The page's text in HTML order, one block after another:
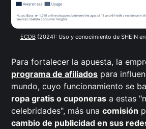
ECDB (2024): Uso y conocimiento de SHEIN
Para fortalecer la apuesta, la
programa de afiliados para
mundo, cuyo funcionamiento se
ropa gratis o cuponeras a estas
celebridades", más unacomisión
cambio de publicidad en sus